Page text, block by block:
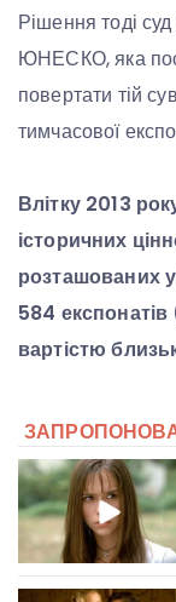
Рішення тоді
ЮНЕСКО, яка
повертати тій
тимчасової
Влітку 2013
історичних
розташованих
584
вартістю